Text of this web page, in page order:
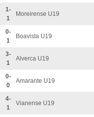
1-
1
Moreirense U19
0-
1
Boavista U19
3-
1
Alverca U19
0-
0
Amarante U19
4-
1
Vianense U19